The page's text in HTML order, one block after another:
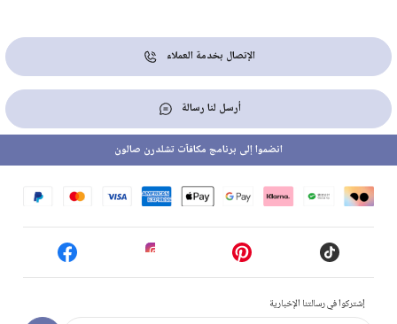
الإتصال بخدمة العملاء
أرسل لنا رسالة
إشتركوا في رسالتنا الإخبارية
انضموا إلى برنامج مكافآت تشلدرن صالون